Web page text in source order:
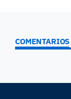
COMENTARIOS